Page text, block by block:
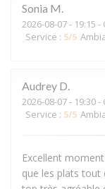
Sonia M
2026-08-07- 19:15 -
Service : 5/5
Audrey D
2026-08-07- 19:30 -
Service : 5/5
Excellent
que les plats tout